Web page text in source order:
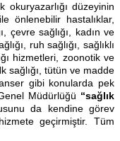
okuryazarlığı düzeyinin
önlenebilir hastalıklar,
çevre sağlığı, kadın ve
ruh sağlığı, sağlıklı
hizmetleri, zoonotik ve
sağlığı, tütün ve madde
gibi konularda pek
Müdürlüğü “sağlık
da kendine görev
geçirmiştir. Tüm